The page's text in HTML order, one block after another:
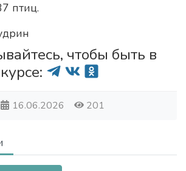
птиц.
чтобы быть в
курсе:
16.06.2026 201